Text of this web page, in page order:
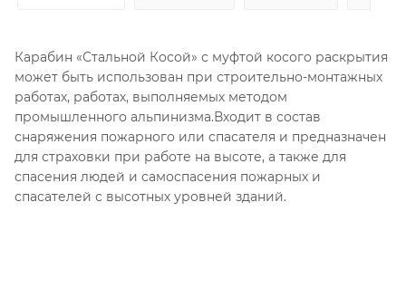
Карабин «Стальной Косой» с муфтой косого раскрытия
может быть использован при строительно-монтажных
работах, работах, выполняемых методом
промышленного альпинизма.Входит в состав
снаряжения пожарного или спасателя и предназначен
для страховки при работе на высоте, а также для
спасения людей и самоспасения пожарных и
спасателей с высотных уровней зданий.